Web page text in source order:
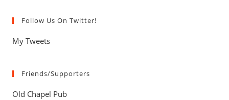
Follow Us On Twitter!
My Tweets
Friends/Supporters
Old Chapel Pub